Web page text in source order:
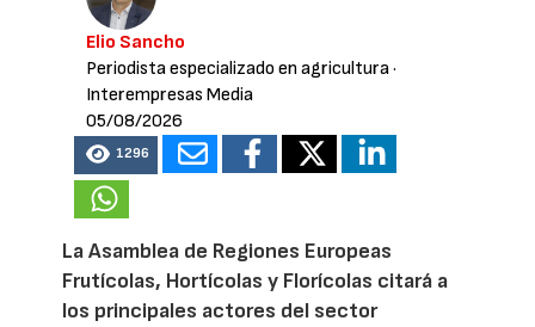
Elio Sancho
Periodista especializado en agricultura·
Interempresas Media
05/08/2026
1296
La Asamblea de Regiones Europeas
Frutícolas, Hortícolas y Florícolas citará a
los principales actores del sector